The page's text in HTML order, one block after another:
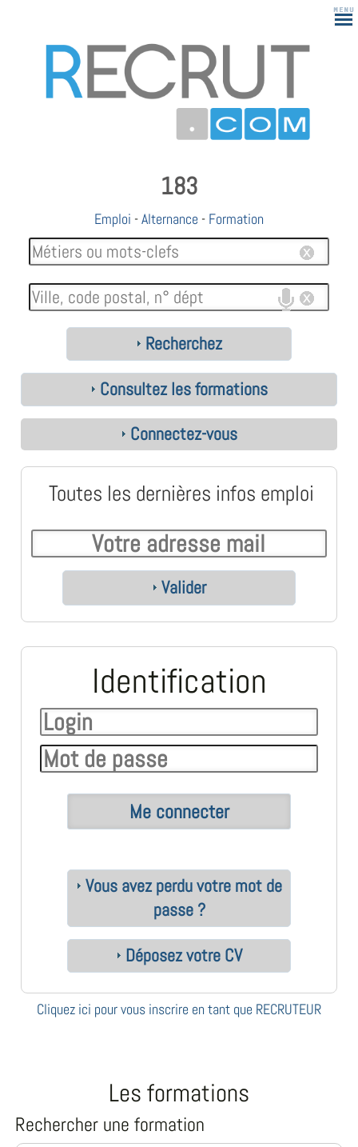
183
Emploi -Alternance - Formation
Recherchez
Consultez les formations
Connectez-vous
Toutes les dernières infos emploi
Valider
Identification
Vous avez perdu votre mot de
passe ?
Déposez votre CV
Cliquez ici pour vous inscrire en tant que RECRUTEUR
Les formations
Rechercher une formation